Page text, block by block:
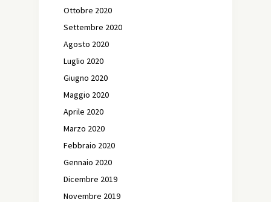
Ottobre 2020
Settembre 2020
Agosto 2020
Luglio 2020
Giugno 2020
Maggio 2020
Aprile 2020
Marzo 2020
Febbraio 2020
Gennaio 2020
Dicembre 2019
Novembre 2019